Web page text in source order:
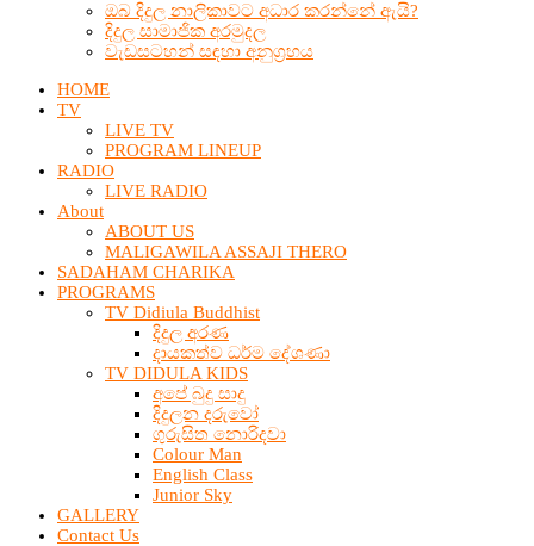
ඔබ දිදුල නාලිකාවට අධාර කරන්නේ ඇයි?
දිදුල සාමාජික අරමුදල
වැඩසටහන් සඳහා අනුග්‍රහය
HOME
TV
LIVE TV
PROGRAM LINEUP
RADIO
LIVE RADIO
About
ABOUT US
MALIGAWILA ASSAJI THERO
SADAHAM CHARIKA
PROGRAMS
TV Didiula Buddhist
දිදුල අරණ
දායකත්ව ධර්ම දේශණා
TV DIDULA KIDS
අපේ බුදු සාදු
දිදුලන දරුවෝ
ගුරුසිත නොරිදවා
Colour Man
English Class
Junior Sky
GALLERY
Contact Us